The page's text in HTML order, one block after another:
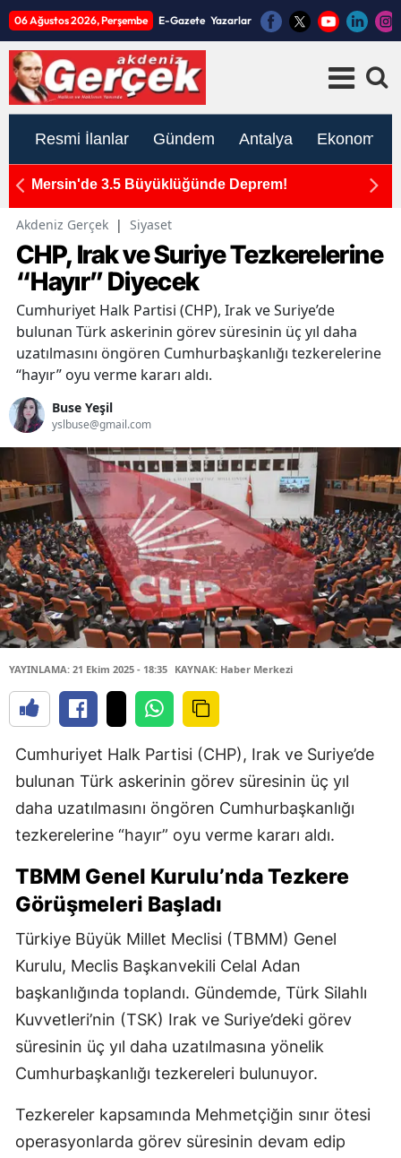
06 Ağustos 2026, Perşembe E-Gazete Yazarlar
Resmi İlanlar Gündem Antalya Ekonomi
Mersin'de 3.5 Büyüklüğünde Deprem!
Akdeniz Gerçek | Siyaset
CHP, Irak ve Suriye Tezkerelerine
“Hayır” Diyecek
Cumhuriyet Halk Partisi (CHP), Irak ve Suriye’de
bulunan Türk askerinin görev süresinin üç yıl daha
uzatılmasını öngören Cumhurbaşkanlığı tezkerelerine
“hayır” oyu verme kararı aldı.
Buse Yeşil
yslbuse@gmail.com
YAYINLAMA: 21 Ekim 2025 - 18:35 KAYNAK: Haber Merkezi
Cumhuriyet Halk Partisi (CHP), Irak ve Suriye’de
bulunan Türk askerinin görev süresinin üç yıl
daha uzatılmasını öngören Cumhurbaşkanlığı
tezkerelerine “hayır” oyu verme kararı aldı.
TBMM Genel Kurulu’nda Tezkere
Görüşmeleri Başladı
Türkiye Büyük Millet Meclisi (TBMM) Genel
Kurulu, Meclis Başkanvekili Celal Adan
başkanlığında toplandı. Gündemde, Türk Silahlı
Kuvvetleri’nin (TSK) Irak ve Suriye’deki görev
süresinin üç yıl daha uzatılmasına yönelik
Cumhurbaşkanlığı tezkereleri bulunuyor.
Tezkereler kapsamında Mehmetçiğin sınır ötesi
operasyonlarda görev süresinin devam edip